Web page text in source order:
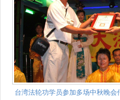
台湾法轮功学员参加多场中秋晚会